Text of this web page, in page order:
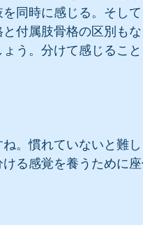
同時に感じる。そし
付属肢骨格の区別も
う。分けて感じるこ
。慣れていないと難
る感覚を養うために